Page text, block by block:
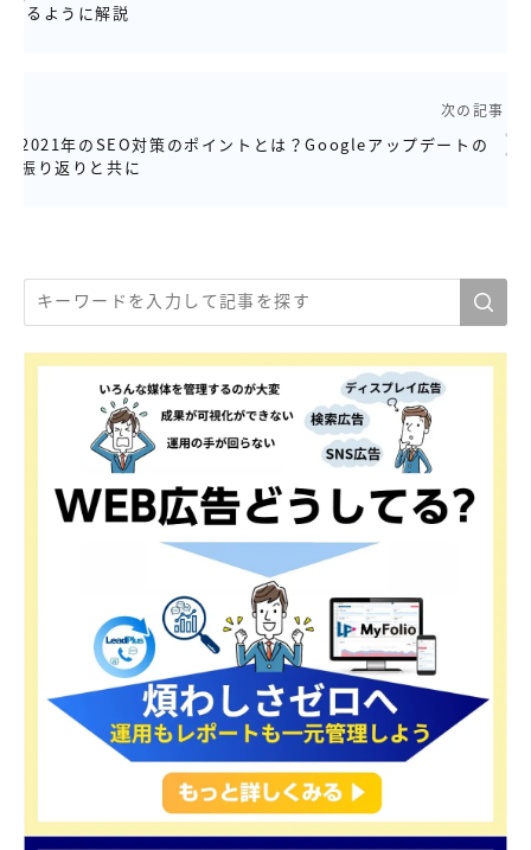
るように解説
次の記事
2021年のSEO対策のポイントとは？Googleアップデートの
振り返りと共に